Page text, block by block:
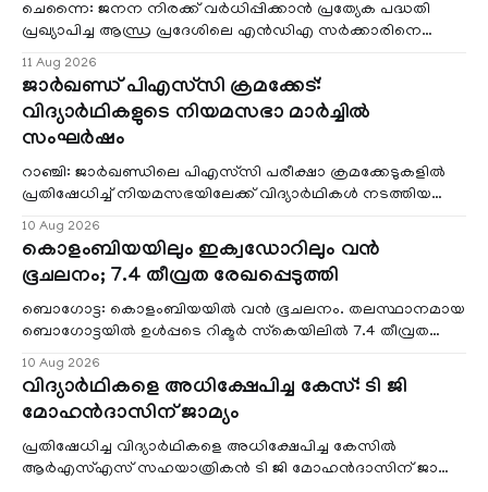
ചെന്നൈ: ജനന നിരക്ക് വർധിപ്പിക്കാൻ പ്രത്യേക പദ്ധതി
പ്രഖ്യാപിച്ച ആന്ധ്ര പ്രദേശിലെ എൻഡിഎ സർക്കാരിനെ
11 Aug 2026
ജാർഖണ്ഡ് പിഎസ്‌സി ക്രമക്കേട്:
വിദ്യാർഥികളുടെ നിയമസഭാ മാർച്ചിൽ
സംഘർഷം
റാഞ്ചി: ജാർഖണ്ഡിലെ പിഎസ്‌സി പരീക്ഷാ ക്രമക്കേടുകളിൽ
പ്രതിഷേധിച്ച് നിയമസഭയിലേക്ക് വിദ്യാർഥികൾ നടത്തിയ
10 Aug 2026
കൊളംബിയയിലും ഇക്വഡോറിലും വന്‍
ഭൂചലനം; 7.4 തീവ്രത രേഖപ്പെടുത്തി
ബൊഗോട്ട: കൊളംബിയയില്‍ വന്‍ ഭൂചലനം. തലസ്ഥാനമായ
ബൊഗോട്ടയില്‍ ഉള്‍പ്പടെ റിക്ടര്‍ സ്‌കെയിലില്‍ 7.4 തീവ്രത
10 Aug 2026
വിദ്യാർഥികളെ അധിക്ഷേപിച്ച കേസ്: ടി ജി
മോഹൻദാസിന് ജാമ്യം
പ്രതിഷേധിച്ച വിദ്യാർഥികളെ അധിക്ഷേപിച്ച കേസിൽ
ആർഎസ്എസ് സഹയാത്രികൻ ടി ജി മോഹൻദാസിന് ജാമ്യം.